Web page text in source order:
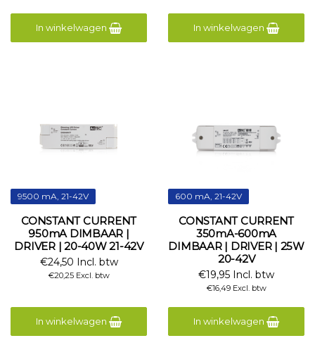
In winkelwagen In winkelwagen
9500 mA, 21-42V
CONSTANT CURRENT
950mA DIMBAAR |
DRIVER | 20-40W 21-42V
€24,50 Incl. btw
€20,25 Excl. btw
In winkelwagen
600 mA, 21-42V
CONSTANT CURRENT
350mA-600mA
DIMBAAR | DRIVER | 25W
20-42V
€19,95 Incl. btw
€16,49 Excl. btw
In winkelwagen